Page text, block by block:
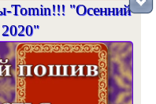
Tomin!!! "Осенний